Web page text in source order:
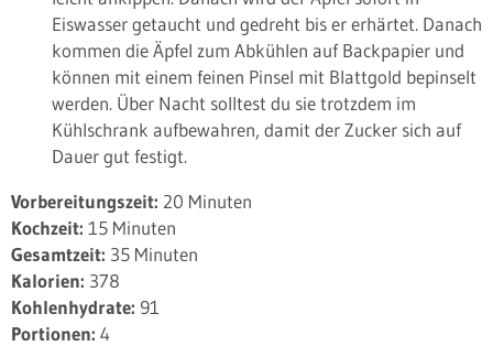
Eiswasser getaucht und gedreht bis er erhärtet. Danach
kommen die Äpfel zum Abkühlen auf Backpapier und
können mit einem feinen Pinsel mit Blattgold bepinselt
werden. Über Nacht solltest du sie trotzdem im
Kühlschrank aufbewahren, damit der Zucker sich auf
Dauer gut festigt.
Vorbereitungszeit: 20 Minuten
Kochzeit: 15 Minuten
Gesamtzeit: 35 Minuten
Kalorien: 378
Kohlenhydrate: 91
Portionen: 4